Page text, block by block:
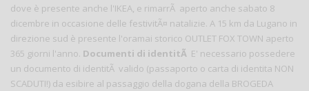
dove è presente anche l'IKEA, e rimarrÃ aperto anche sabato 8
dicembre in occasione delle festivitÃ¤ natalizie. A 15 km da Lugano in
direzione sud è presente l'oramai storico OUTLET FOX TOWN aperto
365 giorni l'anno. Documenti di identitÃ E' necessario possedere
un documento di identitÃ valido (passaporto o carta di identita NON
SCADUTI!) da esibire al passaggio della dogana della BROGEDA